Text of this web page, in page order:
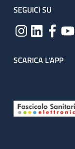
SEGUICI SU
SCARICA L'APP